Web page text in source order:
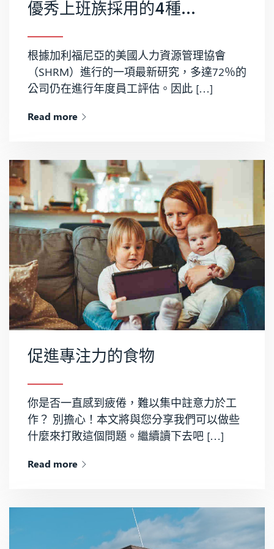
優秀上班族採用的4種自我評估技巧
根據加利福尼亞的美國人力資源管理協會
（SHRM）進行的一項最新研究，多達72％的
公司仍在進行年度員工評估。因此 […]
Read more
促進專注力的食物
你是否一直感到疲倦，難以集中註意力於工
作？ 別擔心！本文將與您分享我們可以做些
什麼來打敗這個問題。繼續讀下去吧 […]
Read more